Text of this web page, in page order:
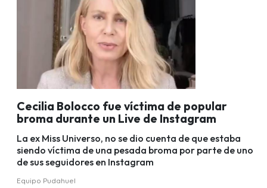
Cecilia Bolocco fue víctima de popular
broma durante un Live de Instagram
La ex Miss Universo, no se dio cuenta de que estaba
siendo víctima de una pesada broma por parte de uno
de sus seguidores en Instagram
Equipo Pudahuel